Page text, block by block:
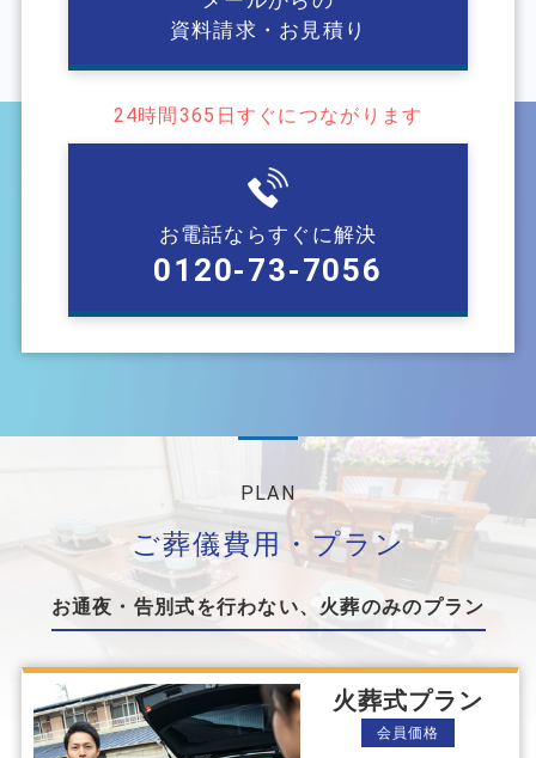
資料請求・お見積り
24時間365⽇すぐにつながります
お電話ならすぐに解決
0120-73-7056
PLAN
ご葬儀費⽤・プラン
お通夜・告別式を⾏わない、⽕葬のみのプラン
火葬式プラン
会員価格